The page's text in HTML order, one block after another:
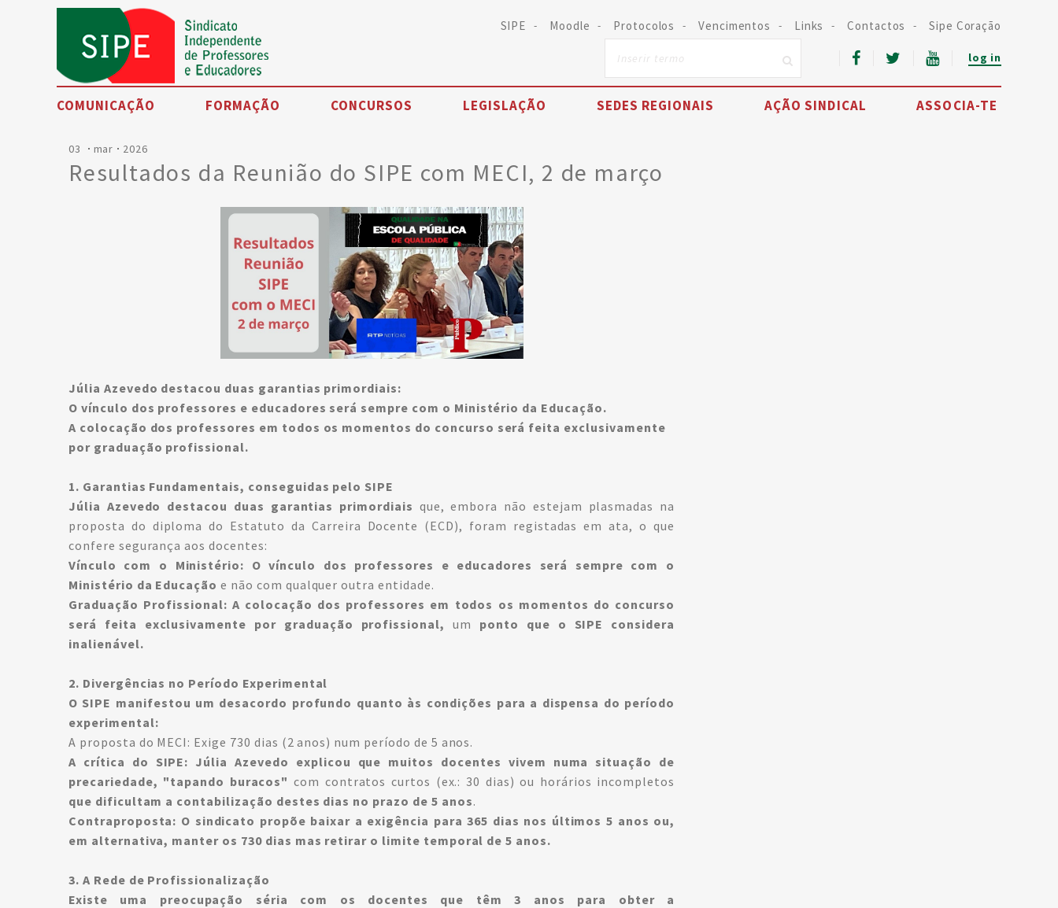
SIPE Moodle Protocolos Vencimentos Links Contactos Sipe Coração
log in
COMUNICAÇÃO
Noticias
Eventos
FORMAÇÃO CONCURSOS LEGISLAÇÃO SEDES REGIONAIS AÇÃO SINDICAL ASSOCIA-TE
03 mar 2026
Resultados da Reunião do SIPE com MECI, 2 de março
Júlia Azevedo destacou duas garantias primordiais:
O vínculo dos professores e educadores será sempre com o Ministério da Educação.
A colocação dos professores em todos os momentos do concurso será feita exclusivamente
por graduação profissional.
1. Garantias Fundamentais, conseguidas pelo SIPE
Júlia Azevedo destacou duas garantias primordiais que, embora não estejam plasmadas na
proposta do diploma do Estatuto da Carreira Docente (ECD), foram registadas em ata, o que
confere segurança aos docentes:
Vínculo com o Ministério: O vínculo dos professores e educadores será sempre com o
Ministério da Educaçãoe não com qualquer outra entidade.
Graduação Profissional: A colocação dos professores em todos os momentos do concurso
será feita exclusivamente por graduação profissional, um ponto que o SIPE considera
inalienável.
2. Divergências no Período Experimental
O SIPE manifestou um desacordo profundo quanto às condições para a dispensa do período
experimental:
A proposta do MECI: Exige 730 dias (2 anos) num período de 5 anos.
A crítica do SIPE: Júlia Azevedo explicou que muitos docentes vivem numa situação de
precariedade, "tapando buracos"com contratos curtos (ex.: 30 dias) ou horários incompletos
que dificultam a contabilização destes dias no prazo de 5 anos.
Contraproposta: O sindicato propõe baixar a exigência para 365 dias nos últimos 5 anos ou,
em alternativa, manter os 730 dias mas retirar o limite temporal de 5 anos.
3. A Rede de Profissionalização
Existe uma preocupação séria com os docentes que têm 3 anos para obter a